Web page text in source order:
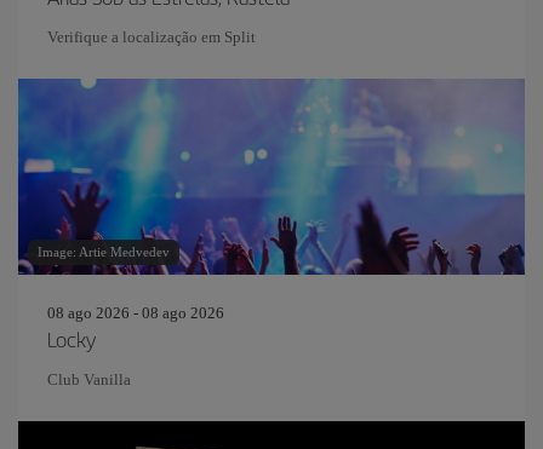
Verifique a localização em Split
Image: Artie Medvedev
08 ago 2026 - 08 ago 2026
Locky
Club Vanilla